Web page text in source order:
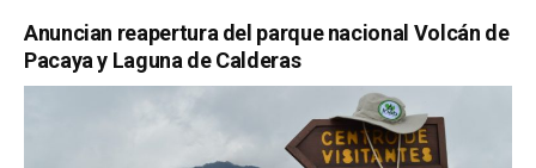
Anuncian reapertura del parque nacional Volcán de
Pacaya y Laguna de Calderas